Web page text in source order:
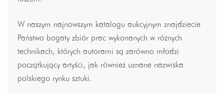
W naszym najnowszym katalogu aukcyjnym znajdziecie
Państwo bogaty zbiór prac wykonanych w różnych
technikach, których autorami są zarówno młodzi
początkujący artyści, jak również uznane nazwiska
polskiego rynku sztuki.